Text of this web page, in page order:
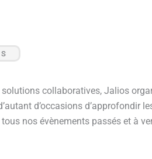
solutions collaboratives, Jalios
d’occasions d’approfondir
nos évènements passés et à